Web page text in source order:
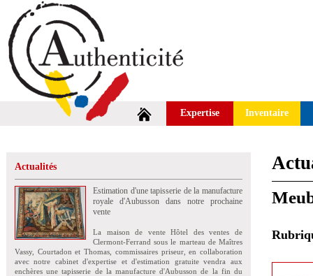
Expertise Inventaire
Actualités
Estimation d'une tapisserie de la manufacture
royale d'Aubusson dans notre prochaine
vente
La maison de vente Hôtel des ventes de
Clermont-Ferrand sous le marteau de Maîtres
Vassy, Courtadon et Thomas, commissaires priseur, en collaboration
avec notre cabinet d'expertise et d'estimation gratuite vendra aux
enchères une tapisserie de la manufacture d'Aubusson de la fin du